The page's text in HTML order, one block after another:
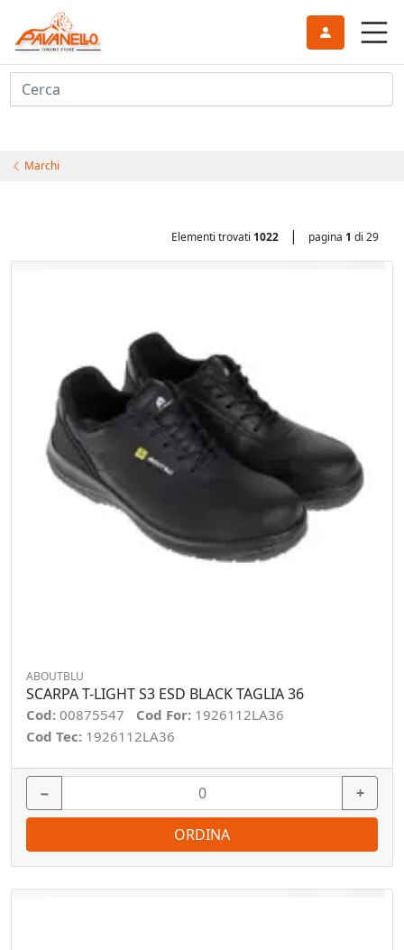
Cerca
Marchi
Elementi trovati 1022 | pagina 1 di 29
ABOUTBLU
SCARPA T-LIGHT S3 ESD BLACK TAGLIA 36
Cod: 00875547 Cod For: 1926112LA36
Cod Tec: 1926112LA36
− +
ORDINA